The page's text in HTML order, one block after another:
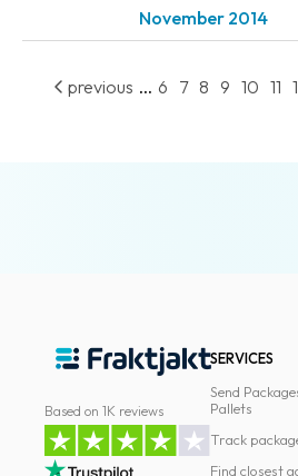
November 2014
previous ... 6 7 8 9 10 11
Based on 1K reviews
SERVICES
Send
Pallets
Track
Find closest